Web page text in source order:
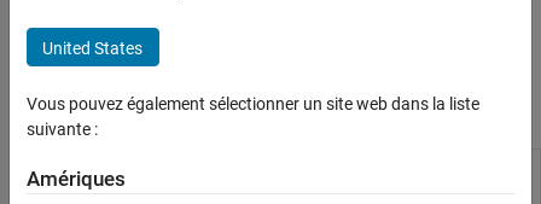
Sources et récepteurs
Détection et correction des erreurs
Opérations sur les signaux
Modulation
Appliquez un filtrage pour la mise en forme et le conditionnement
du signal.
Applications
Filter
Analyzer
United States
Vous pouvez également sélectionner un site web dans la liste
suivante :
Amériques